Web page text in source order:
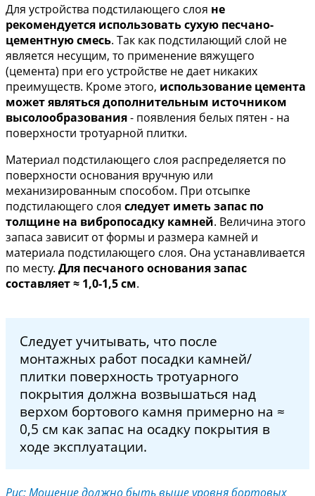
Для устройства подстилающего слоя не
рекомендуется использовать сухую песчано-
цементную смесь. Так как подстилающий слой не
является несущим, то применение вяжущего
(цемента) при его устройстве не дает никаких
преимуществ. Кроме этого, использование цемента
может являться дополнительным источником
высолообразования- появления белых пятен - на
поверхности тротуарной плитки.
Материал подстилающего слоя распределяется по
поверхности основания вручную или
механизированным способом. При отсыпке
подстилающего слоя следует иметь запас по
толщине на вибропосадку камней. Величина этого
запаса зависит от формы и размера камней и
материала подстилающего слоя. Она устанавливается
по месту. Для песчаного основания запас
составляет ≈ 1,0-1,5 см.
Следует учитывать, что после
монтажных работ посадки камней/
плитки поверхность тротуарного
покрытия должна возвышаться над
верхом бортового камня примерно на ≈
0,5 см как запас на осадку покрытия в
ходе эксплуатации.
Рис: Мощение должно быть выше уровня бортовых